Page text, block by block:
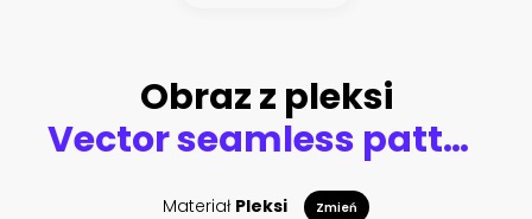
Obraz z pleksi
Vector seamless pattern with high detail goldfish
Materiał Pleksi Zmień